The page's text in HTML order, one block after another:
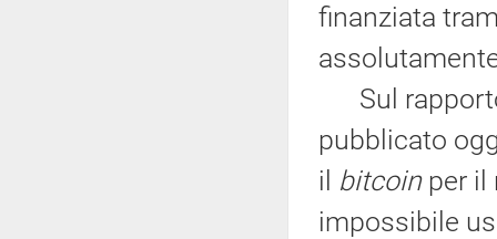
finanziata
Sul
pubblicato
il bitcoinper il
impossibile